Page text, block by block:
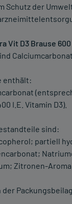
Schutz der
Vit D3 Brause
enthält:
I.E. Vitamin D3).
sind:
partiell
Zitronen-
der